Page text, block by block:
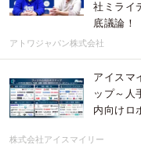
社ミライ
底議論！
アトワジャパン株式会社
アイスマ
ップ～人
内向けロ
株式会社アイスマイリー